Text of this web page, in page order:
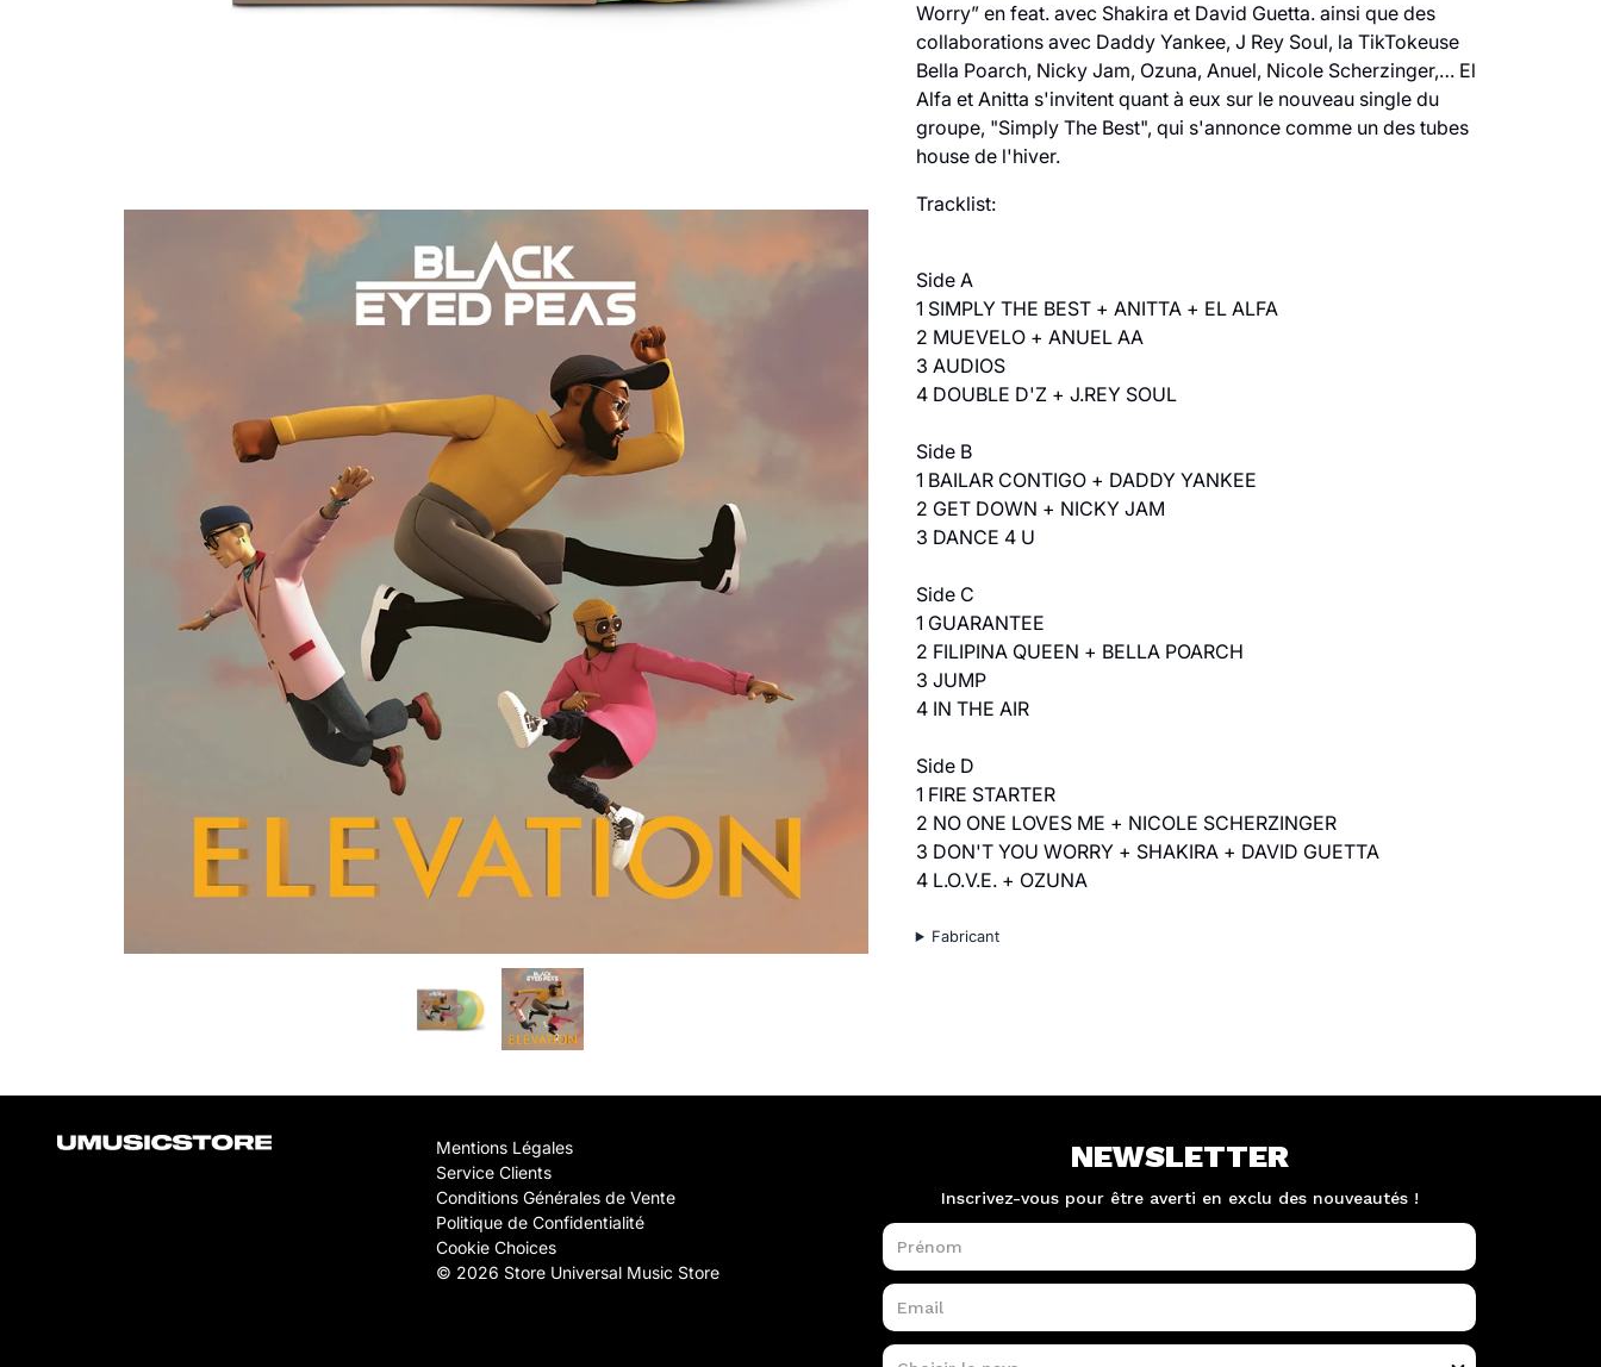
Worry” en feat. avec Shakira et David Guetta. ainsi que des
collaborations avec Daddy Yankee, J Rey Soul, la TikTokeuse
Bella Poarch, Nicky Jam, Ozuna, Anuel, Nicole Scherzinger,… El
Alfa et Anitta s'invitent quant à eux sur le nouveau single du
groupe, "Simply The Best", qui s'annonce comme un des tubes
house de l'hiver.
Tracklist:
Side A
1 SIMPLY THE BEST + ANITTA + EL ALFA
2 MUEVELO + ANUEL AA
3 AUDIOS
4 DOUBLE D'Z + J.REY SOUL
Side B
1 BAILAR CONTIGO + DADDY YANKEE
2 GET DOWN + NICKY JAM
3 DANCE 4 U
Side C
1 GUARANTEE
2 FILIPINA QUEEN + BELLA POARCH
3 JUMP
4 IN THE AIR
Side D
1 FIRE STARTER
2 NO ONE LOVES ME + NICOLE SCHERZINGER
3 DON'T YOU WORRY + SHAKIRA + DAVID GUETTA
4 L.O.V.E. + OZUNA
Fabricant
Mentions Légales
Service Clients
Conditions Générales de Vente
Politique de Confidentialité
Cookie Choices
© 2026 Store Universal Music Store